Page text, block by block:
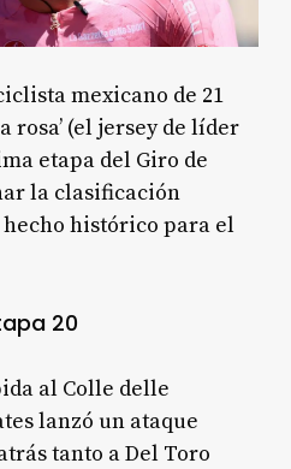
mexicano de 21
rosa’ (el jersey de líder
etapa del Giro de
la clasificación
histórico para el
20
al Colle delle
lanzó un ataque
tanto a Del Toro